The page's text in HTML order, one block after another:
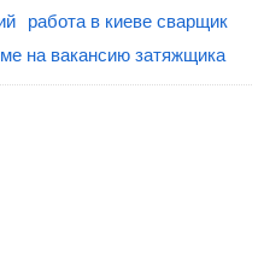
работа в киеве сварщик
на вакансию затяжщика